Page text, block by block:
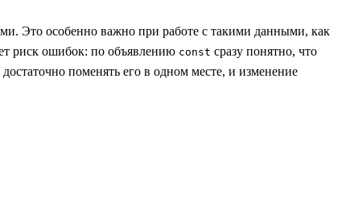
Это особенно важно при работе с такими данными, как
риск ошибок: по объявлению const сразу понятно, что
поменять его в одном месте, и изменение